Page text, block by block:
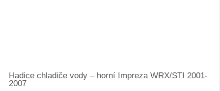
Hadice chladiče vody – horní Impreza WRX/STI 2001-
2007